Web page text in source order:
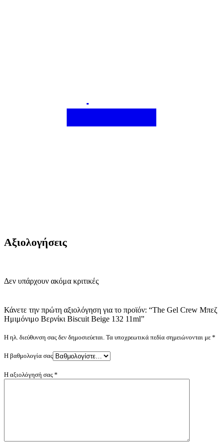
Αξιολογήσεις
Δεν υπάρχουν ακόμα κριτικές
Κάνετε την πρώτη αξιολόγηση για το προϊόν: “The Gel Crew Μπεζ
Ημιμόνιμο Βερνίκι Biscuit Beige 132 11ml”
Η ηλ. διεύθυνση σας δεν δημοσιεύεται. Τα υποχρεωτικά πεδία σημειώνονται με *
Η βαθμολογία σας
Η αξιολόγησή σας *